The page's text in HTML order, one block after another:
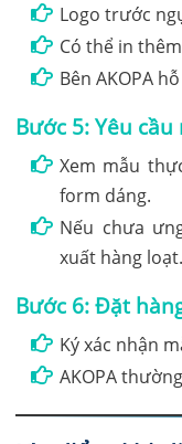
Logo trước
Có thể in
Bên AKOPA
Bước 5: Yêu
Xem mẫu
form dáng.
Nếu chưa
xuất hàng loạt.
Bước 6: Đặt
Ký xác nhận
AKOPA